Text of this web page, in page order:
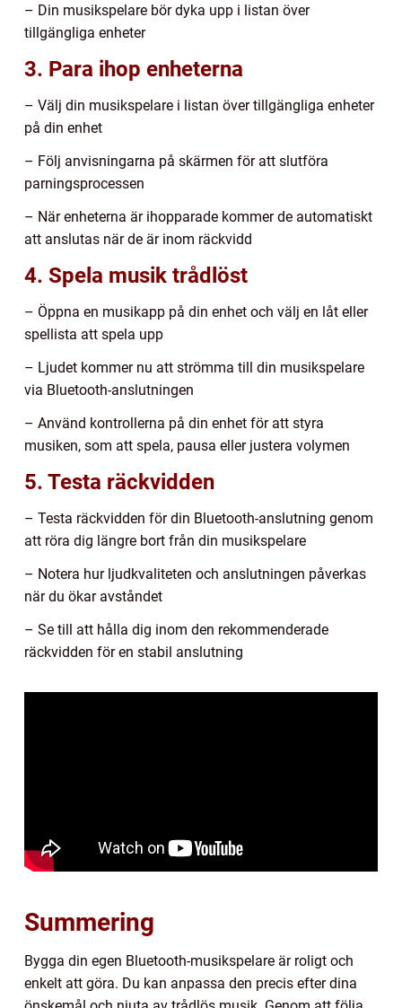
– Din musikspelare bör dyka upp i listan över
tillgängliga enheter
3. Para ihop enheterna
– Välj din musikspelare i listan över tillgängliga enheter
på din enhet
– Följ anvisningarna på skärmen för att slutföra
parningsprocessen
– När enheterna är ihopparade kommer de automatiskt
att anslutas när de är inom räckvidd
4. Spela musik trådlöst
– Öppna en musikapp på din enhet och välj en låt eller
spellista att spela upp
– Ljudet kommer nu att strömma till din musikspelare
via Bluetooth-anslutningen
– Använd kontrollerna på din enhet för att styra
musiken, som att spela, pausa eller justera volymen
5. Testa räckvidden
– Testa räckvidden för din Bluetooth-anslutning genom
att röra dig längre bort från din musikspelare
– Notera hur ljudkvaliteten och anslutningen påverkas
när du ökar avståndet
– Se till att hålla dig inom den rekommenderade
räckvidden för en stabil anslutning
Summering
Bygga din egen Bluetooth-musikspelare är roligt och
enkelt att göra. Du kan anpassa den precis efter dina